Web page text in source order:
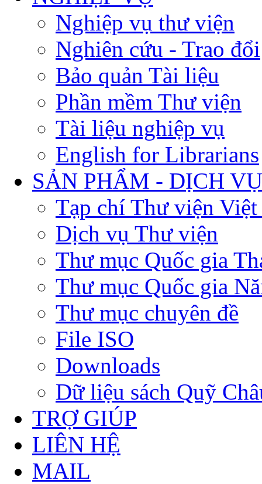
Nghiệp vụ thư viện
Nghiên cứu - Trao đổi
Bảo quản Tài liệu
Phần mềm Thư viện
Tài liệu nghiệp vụ
English for Librarians
SẢN PHẨM - DỊCH VỤ
Tạp chí Thư viện Việt
Dịch vụ Thư viện
Thư mục Quốc gia
Thư mục Quốc gia
Thư mục chuyên đề
File ISO
Downloads
Dữ liệu sách Quỹ
TRỢ GIÚP
LIÊN HỆ
MAIL